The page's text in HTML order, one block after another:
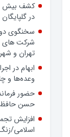
در گلپایگان
سخنگوی
شرکت های
تهران و
ابهام در
وعده‌ها و
حضور
حسن حافظ
افزایش
اسلامی/